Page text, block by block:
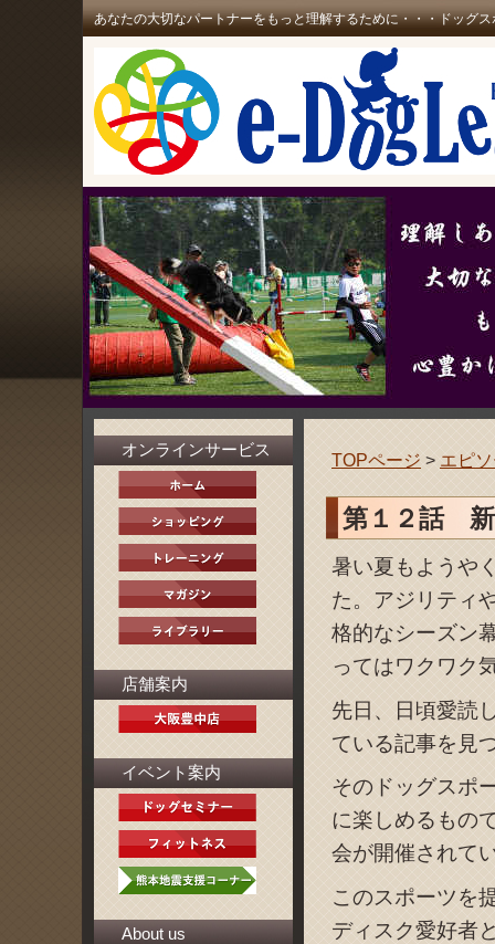
あなたの大切なパートナーをもっと理解するために・・・ドッグ
TOPページ > エピ
第１２話 新
暑い夏もようや
た。アジリティ
格的なシーズン
ってはワクワク
先日、日頃愛読
ている記事を見
そのドッグスポ
に楽しめるもの
会が開催されて
このスポーツを
ディスク愛好者
オンラインサービス
店舗案内
イベント案内
About us